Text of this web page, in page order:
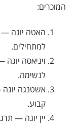
המוכרים:
האטה יוגה —
למתחילים.
ויניאסה
לנשימה.
אשטנגה יוגה
קבוע.
יין יוגה —